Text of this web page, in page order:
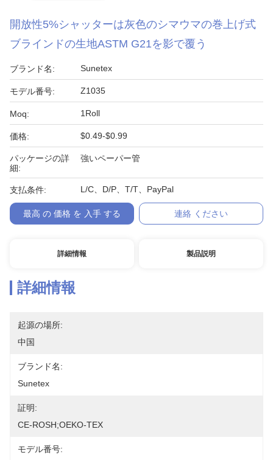
開放性5%シャッターは灰色のシマウマの巻上げ式
ブラインドの生地ASTM G21を影で覆う
ブランド名: Sunetex
モデル番号: Z1035
Moq: 1Roll
価格: $0.49-$0.99
パッケージの詳
細:
強いペーパー管
支払条件: L/C、D/P、T/T、PayPal
最高 の 価格 を 入手 する 連絡 ください
詳細情報 製品説明
詳細情報
起源の場所:
中国
ブランド名:
Sunetex
証明:
CE-ROSH;OEKO-TEX
モデル番号: